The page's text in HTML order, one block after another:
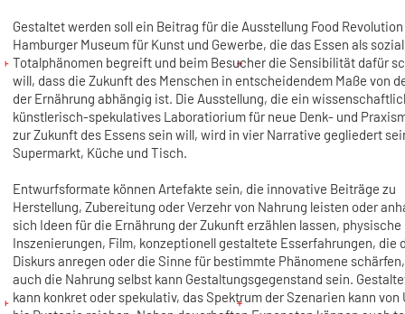
Gestaltet werden soll ein Beitrag für die Ausstellung Food
Hamburger Museum für Kunst und Gewerbe, die das Essen als
Totalphänomen begreift und beim Besucher die Sensibilität dafür
will, dass die Zukunft des Menschen in entscheidendem Maße von
der Ernährung abhängig ist. Die Ausstellung, die ein
künstlerisch-spekulatives Laboratiorium für neue Denk- und
zur Zukunft des Essens sein will, wird in vier Narrative gegliedert
Supermarkt, Küche und Tisch.
Entwurfsformate können Artefakte sein, die innovative Beiträge zu
Herstellung, Zubereitung oder Verzehr von Nahrung leisten oder
sich Ideen für die Ernährung der Zukunft erzählen lassen, physische
Inszenierungen, Film, konzeptionell gestaltete Esserfahrungen, die
Diskurs anregen oder die Sinne für bestimmte Phänomene
auch die Nahrung selbst kann Gestaltungsgegenstand sein.
kann konkret oder spekulativ, das Spektrum der Szenarien kann von